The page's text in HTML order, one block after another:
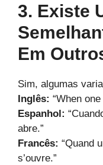
3. Existe
Em
Sim, algumas
Inglês: “When
Espanhol:
abre.”
Francês: “Quand
s’ouvre.”